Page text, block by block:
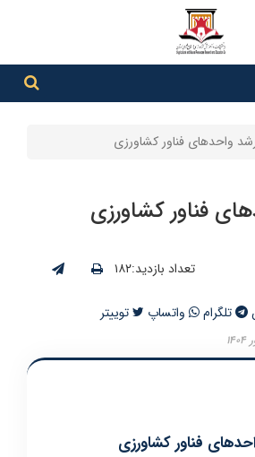
واحدهای فناور کشاورزی
فناور کشاورزی
تعداد بازدید:۱۸۲
تلگرام واتساپ توییتر
فناور کشاورزی